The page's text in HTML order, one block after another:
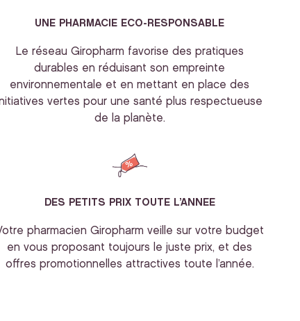
UNE PHARMACIE ECO-RESPONSABLE
Le réseau Giropharm favorise des pratiques
durables en réduisant son empreinte
environnementale et en mettant en place des
vertes pour une santé plus respectueuse
de la planète.
DES PETITS PRIX TOUTE L’ANNEE
pharmacien Giropharm veille sur votre budget
en vous proposant toujours le juste prix, et des
offres promotionnelles attractives toute l’année.